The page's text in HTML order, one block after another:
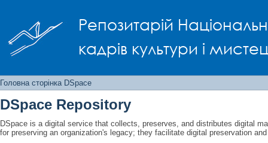
Репозитарій
кадрів культури і
Головна сторінка DSpace
DSpace Repository
DSpace is a digital service that collects, preserves, and distributes digital
for preserving an organization's legacy; they facilitate digital preservation